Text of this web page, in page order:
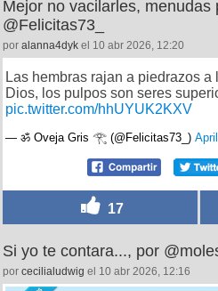
Mejor no vacilarles, menudas
@Felicitas73_
por alanna4dyk el 10 abr 2026, 12:20
Las hembras rajan a piedrazos
Dios, los pulpos son seres
pic.twitter.com/hhUYUK2KXV
— ॐ Oveja Gris 𓂀 (@Felicitas73_)
17
Si yo te contara..., por
por cecilialudwig el 10 abr 2026, 12:16